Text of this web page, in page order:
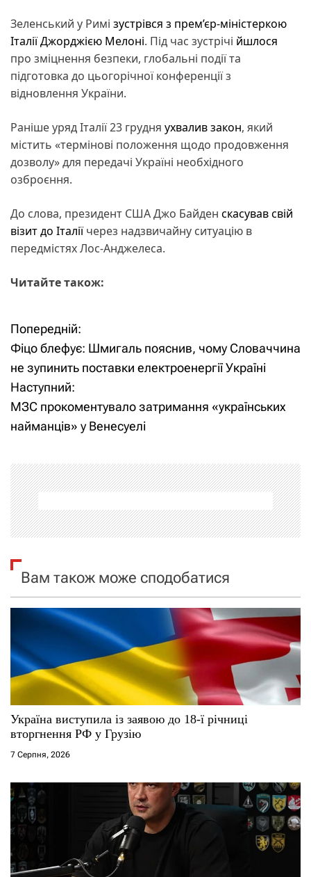
Зеленський у Римі зустрівся з прем’єр-міністеркою
Італії Джорджією Мелоні. Під час зустрічі йшлося
про зміцнення безпеки, глобальні події та
підготовка до цьогорічної конференції з
відновлення України.
Раніше уряд Італії 23 грудня ухвалив закон, який
містить «термінові положення щодо продовження
дозволу» для передачі Україні необхідного
озброєння.
До слова, президент США Джо Байден скасував свій
візит до Італіїчерез надзвичайну ситуацію в
передмістях Лос-Анджелеса.
Читайте також:
Н
а
в
і
а
ц
і
я
з
а
п
и
с
і
в
Попередній:
Фіцо блефує: Шмигаль пояснив, чому Словаччина
не зупинить поставки електроенергії Україні
Наступний:
МЗС прокоментувало затримання «українських
найманців» у Венесуелі
Вам також може сподобатися
Україна виступила із заявою до 18-ї річниці
вторгнення РФ у Грузію
7 Серпня, 2026